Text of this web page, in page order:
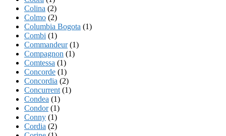
Colina (2)
Colmo (2)
Columbia Bogota (1)
Combi (1)
Commandeur(1)
Compagnon (1)
Comtessa (1)
Concorde (1)
Concordia (2)
Concurrent (1)
Condea (1)
Condor(1)
Conny (1)
Cordia (2)